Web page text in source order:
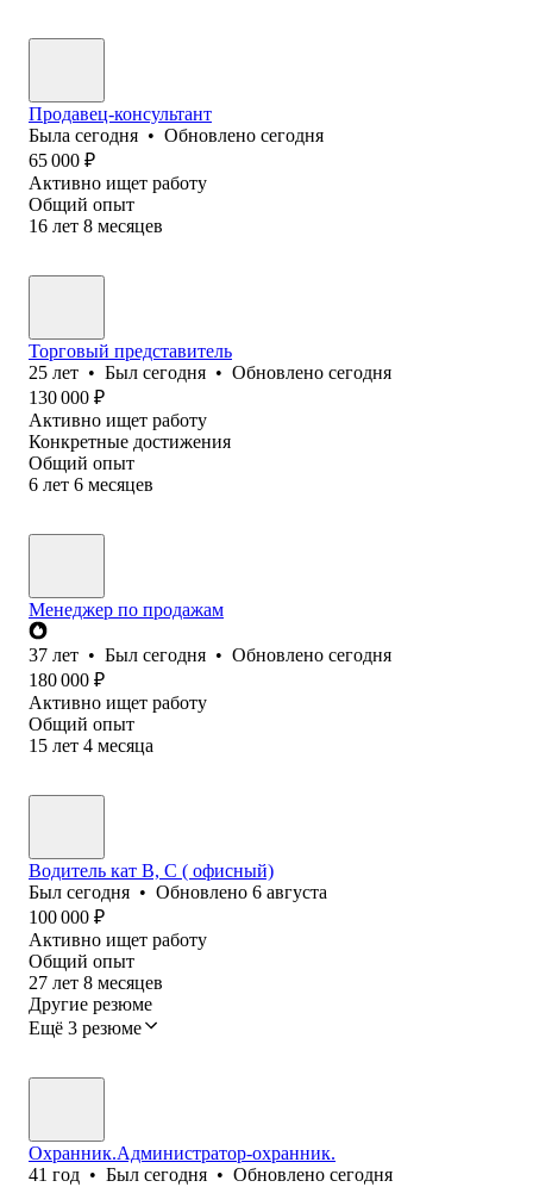
Продавец-консультант
Была сегодня • Обновлено сегодня
65 000 ₽
Активно ищет работу
Общий опыт
16 лет 8 месяцев
Торговый представитель
25 лет • Был сегодня • Обновлено сегодня
130 000 ₽
Активно ищет работу
Конкретные достижения
Общий опыт
6 лет 6 месяцев
Менеджер по продажам
37 лет • Был сегодня • Обновлено сегодня
180 000 ₽
Активно ищет работу
Общий опыт
15 лет 4 месяца
Водитель кат В, С ( офисный)
Был сегодня • Обновлено 6 августа
100 000 ₽
Активно ищет работу
Общий опыт
27 лет 8 месяцев
Другие резюме
Ещё 3 резюме
Охранник.Администратор-охранник.
41 год • Был сегодня • Обновлено сегодня